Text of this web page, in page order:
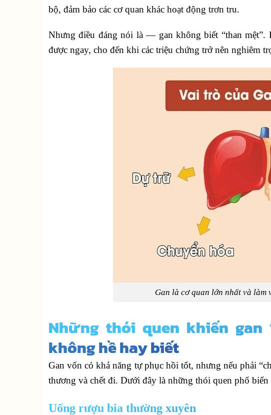
bộ, đảm bảo các cơ quan khác hoạt động trơn tru.
Nhưng điều đáng nói là — gan không biết “than
được ngay, cho đến khi các triệu chứng trở nên nghiêm
Gan là cơ quan lớn nhất và làm
Những thói quen khiến gan
không hề hay biết
Gan vốn có khả năng tự phục hồi tốt, nhưng nếu phải
thương và chết đi. Dưới đây là những thói quen phổ
Uống rượu bia thường xuyên